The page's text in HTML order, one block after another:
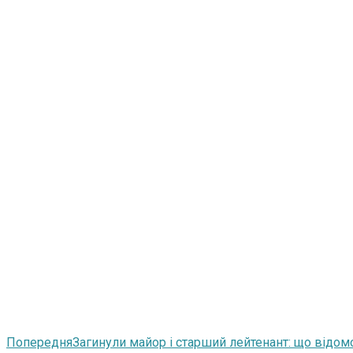
ПопередняЗагинули майор і старший лейтенант: що